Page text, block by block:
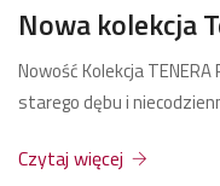
Nowa kolekcja
Nowość Kolekcja
starego dębu i
Czytaj więcej